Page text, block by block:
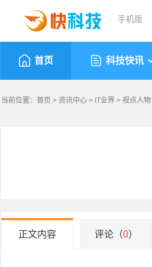
手机版
首页 科技快讯
当前位置： 首页 > 资讯中心 > IT业界 > 视点人物
正文内容 评论（0）